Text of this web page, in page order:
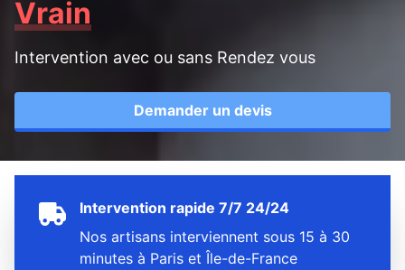
Vrain
Intervention avec ou sans Rendez vous
Demander un devis
Intervention rapide 7/7 24/24
Nos artisans interviennent sous 15 à 30
minutes à Paris et Île-de-France